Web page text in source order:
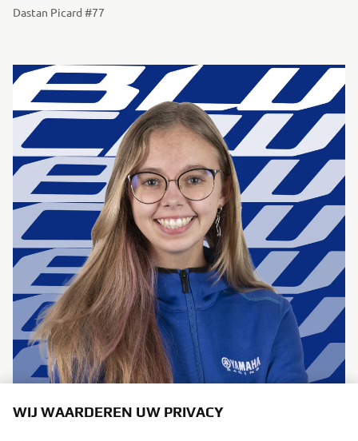
Dastan Picard #77
WIJ WAARDEREN UW PRIVACY